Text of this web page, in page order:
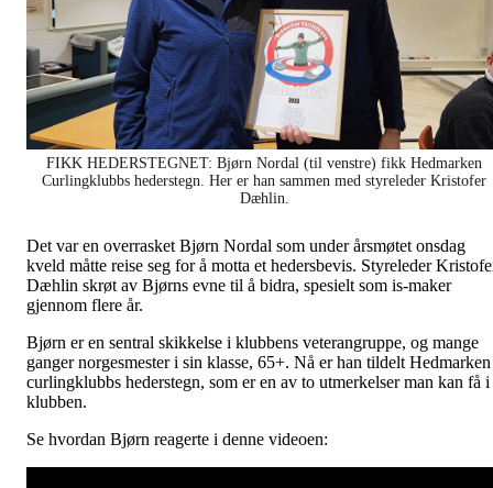
FIKK HEDERSTEGNET: Bjørn Nordal (til venstre) fikk Hedmarken
Curlingklubbs hederstegn. Her er han sammen med styreleder Kristofer
Dæhlin.
Det var en overrasket Bjørn Nordal som under årsmøtet onsdag
kveld måtte reise seg for å motta et hedersbevis. Styreleder
Dæhlin skrøt av Bjørns evne til å bidra, spesielt som is-maker
gjennom flere år.
Bjørn er en sentral skikkelse i klubbens veterangruppe, og mange
ganger norgesmester i sin klasse, 65+. Nå er han tildelt Hedmarken
curlingklubbs hederstegn, som er en av to utmerkelser man kan få i
klubben.
Se hvordan Bjørn reagerte i denne videoen: